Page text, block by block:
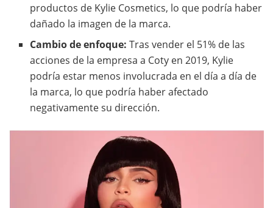
productos de Kylie Cosmetics, lo que podría haber
dañado la imagen de la marca.
Cambio de enfoque: Tras vender el 51% de las
acciones de la empresa a Coty en 2019, Kylie
podría estar menos involucrada en el día a día de
la marca, lo que podría haber afectado
negativamente su dirección.